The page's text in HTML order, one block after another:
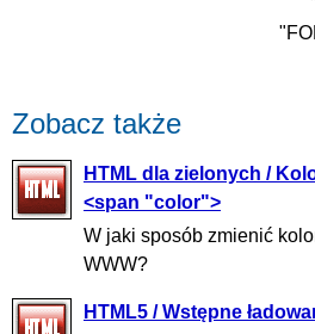
Zobacz także
HTML dla zielonych /
<span "color">
W jaki sposób zmienić
WWW?
HTML5 / Wstępne